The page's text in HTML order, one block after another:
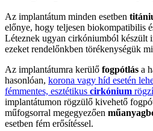
Az implantátum minden esetben
előnye, hogy teljesen biokompatibilis
Léteznek ugyan cirkóniumból készült
ezeket rendelőnkben törékenységük
Az implantátumra kerülő fogpótlás a
hasonlóan, korona vagy híd esetén
fémmentes, esztétikus cirkónium
implantátumon rögzülő kivehető
műfogsorral megegyezően
esetben fém erősítéssel.